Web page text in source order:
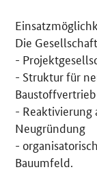
Die
-
- Struktur für
Baustoffvertrieb
- Reaktivierung
Neugründung
-
Bauumfeld.